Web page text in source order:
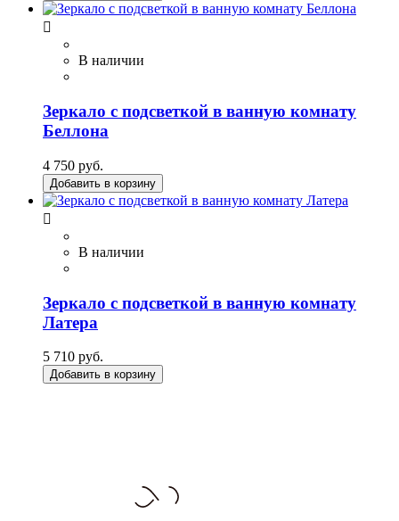

В наличии
Зеркало с подсветкой в ванную комнату
Беллона
4 750 руб.
Добавить в корзину

В наличии
Зеркало с подсветкой в ванную комнату
Латера
5 710 руб.
Добавить в корзину